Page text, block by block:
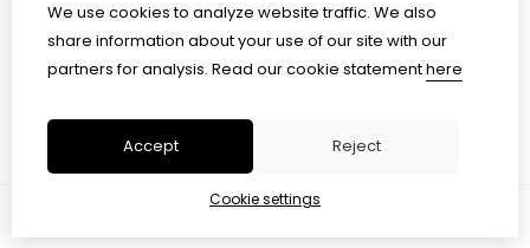
Müşteri Servisi
Ürün İadesi
We use cookies to analyze website traffic. We also
share information about your use of our site with our
partners for analysis. Read our cookie statementhere
Accept Reject
Cookie settings